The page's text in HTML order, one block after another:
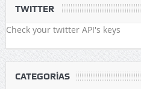
TWITTER
Check your twitter API's keys
CATEGORÍAS